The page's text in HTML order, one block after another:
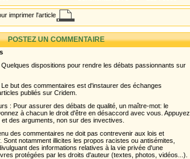
imprimer l'article
POSTEZ UN COMMENTAIRE
dispositions pour rendre les débats passionnants sur
but des commentaires est d'instaurer des échanges
publiés sur Cridem.
: Pour assurer des débats de qualité, un maître-mot: le
à chacun le droit d'être en désaccord avec vous. Appuyez
des arguments, non sur des invectives.
des commentaires ne doit pas contrevenir aux lois et
Sont notamment illicites les propos racistes ou antisémites,
des informations relatives à la vie privée d'une
protégées par les droits d'auteur (textes, photos, vidéos...).